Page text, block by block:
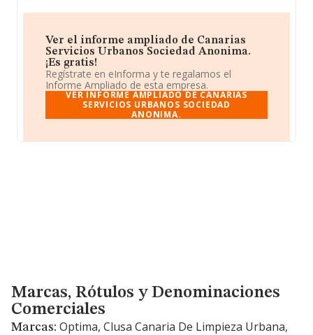
Ver el informe ampliado de Canarias
Servicios Urbanos Sociedad Anonima.
¡Es gratis!
Regístrate en eInforma y te regalamos el
Informe Ampliado de esta empresa.
VER INFORME AMPLIADO DE CANARIAS
SERVICIOS URBANOS SOCIEDAD
ANONIMA.
Marcas, Rótulos y Denominaciones Comerciales
Marcas, Rótulos y Denominaciones
Comerciales
Marcas: Optima, Clusa Canaria De Limpieza Urbana,